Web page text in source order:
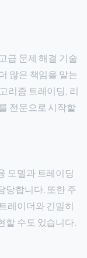
급 문제 해결 기술
많은 책임을 맡는
리즘 트레이딩, 리
전문으로 시작할
모델과 트레이딩
당합니다. 또한 주
레이더와 긴밀히
할 수도 있습니다.